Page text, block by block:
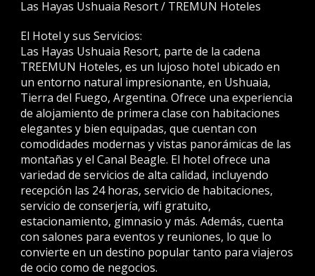
Las Hayas Ushuaia Resort / TREMUN Hoteles
El Hotel y sus Servicios:
Las Hayas Ushuaia Resort, parte de la cadena
TREEMUN Hoteles, es un lujoso hotel ubicado en
un entorno natural impresionante, en Ushuaia,
Tierra del Fuego, Argentina. Ofrece una experiencia
de alojamiento de primera clase con habitaciones
elegantes y bien equipadas, que cuentan con
comodidades modernas y vistas panorámicas de las
montañas y el Canal Beagle. El hotel ofrece una
variedad de servicios de alta calidad, incluyendo
recepción las 24 horas, servicio de habitaciones,
servicio de conserjería, wifi gratuito,
estacionamiento, gimnasio y más. Además, cuenta
con salones para eventos y reuniones, lo que lo
convierte en un destino popular tanto para viajeros
de ocio como de negocios.